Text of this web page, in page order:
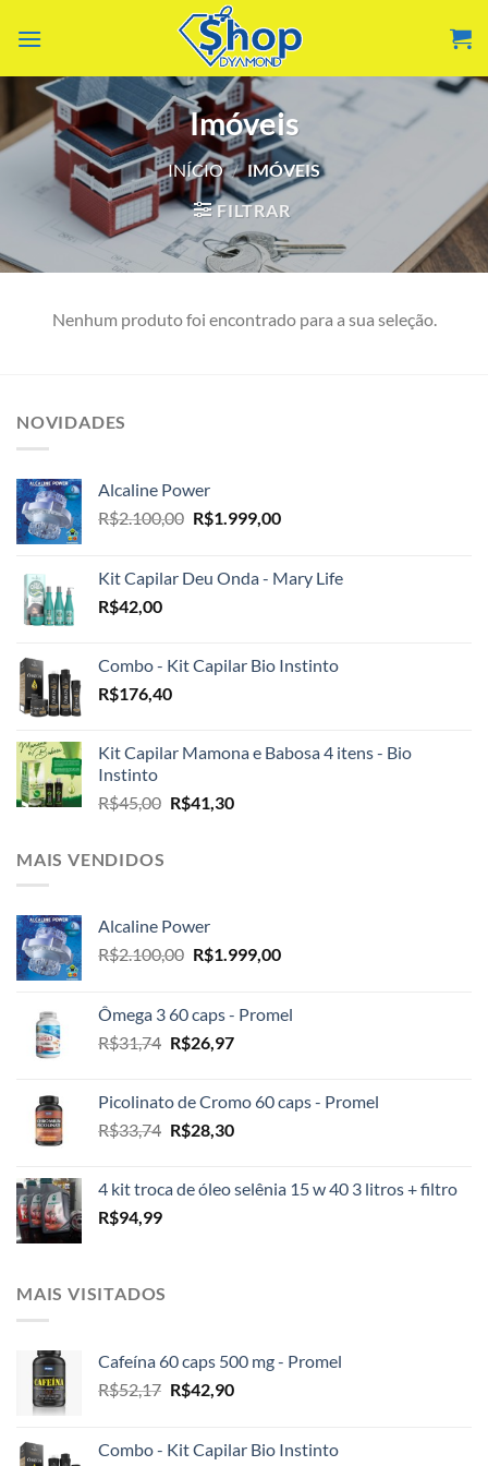
Imóveis
INÍCIO / IMÓVEIS
FILTRAR
Nenhum produto foi encontrado para a sua seleção.
NOVIDADES
Alcaline Power
R$2.100,00 O
era:
R$1.999,00O
é:
Kit Capilar Deu Onda - Mary Life
R$42,00
Combo - Kit Capilar Bio Instinto
R$176,40
Kit Capilar Mamona e Babosa 4 itens - Bio
Instinto
R$45,00 O
R$41,30O
MAIS VENDIDOS
Alcaline Power
R$2.100,00 O
era:
R$2.100,00.
R$1.999,00O
é:
Ômega 3 60 caps - Promel
R$31,74 O
era:
R$31,74.
R$26,97O
é:
R$26,97.
Picolinato de Cromo 60 caps - Promel
R$33,74 O
era:
R$28,30O
é:
4 kit troca de óleo selênia 15 w 40 3 litros + filtro
R$94,99
MAIS VISITADOS
Cafeína 60 caps 500 mg - Promel
R$52,17 O
era:
R$42,90O
é:
Combo - Kit Capilar Bio Instinto